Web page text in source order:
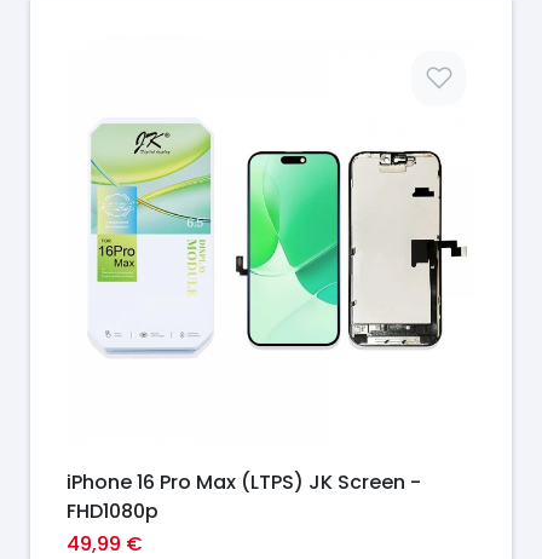
iPhone 16 Pro Max (LTPS) JK Screen -
FHD1080p
49,99 €